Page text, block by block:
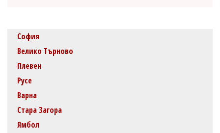
София
Велико Търново
Плевен
Русе
Варна
Стара Загора
Ямбол